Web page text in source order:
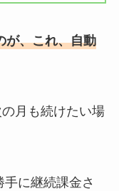
が、これ、自動
月も続けたい場
に継続課金さ